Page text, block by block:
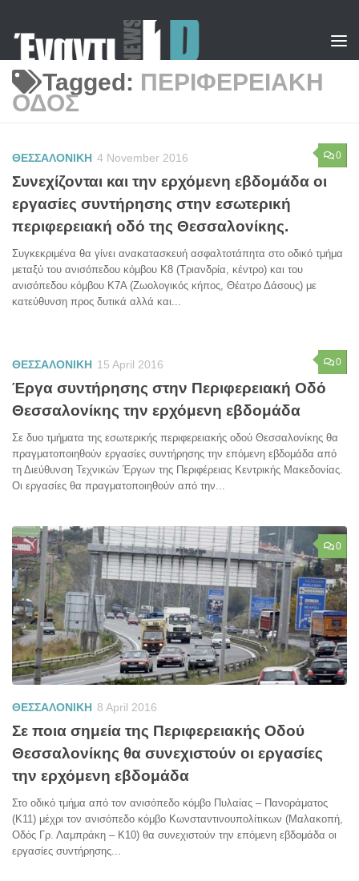
Tagged: ΠΕΡΙΦΕΡΕΙΑΚΗ
ΟΔΟΣ
0
ΘΕΣΣΑΛΟΝΙΚΗ 4 November 2016
Συνεχίζονται και την ερχόμενη εβδομάδα οι
εργασίες συντήρησης στην εσωτερική
περιφερειακή οδό της Θεσσαλονίκης.
Συγκεκριμένα θα γίνει ανακατασκευή ασφαλτοτάπητα στο οδικό τμήμα
μεταξύ του ανισόπεδου κόμβου Κ8 (Τριανδρία, κέντρο) και του
ανισόπεδου κόμβου Κ7Α (Ζωολογικός κήπος, Θέατρο Δάσους) με
κατεύθυνση προς δυτικά αλλά και...
0
ΘΕΣΣΑΛΟΝΙΚΗ 15 April 2016
Έργα συντήρησης στην Περιφερειακή Οδό
Θεσσαλονίκης την ερχόμενη εβδομάδα
Σε δυο τμήματα της εσωτερικής περιφερειακής οδού Θεσσαλονίκης θα
πραγματοποιηθούν εργασίες συντήρησης την επόμενη εβδομάδα από
τη Διεύθυνση Τεχνικών Έργων της Περιφέρειας Κεντρικής Μακεδονίας.
Οι εργασίες θα πραγματοποιηθούν από την...
0
ΘΕΣΣΑΛΟΝΙΚΗ 8 April 2016
Σε ποια σημεία της Περιφερειακής Οδού
Θεσσαλονίκης θα συνεχιστούν οι εργασίες
την ερχόμενη εβδομάδα
Στο οδικό τμήμα από τον ανισόπεδο κόμβο Πυλαίας – Πανοράματος
(Κ11) μέχρι τον ανισόπεδο κόμβο Κωνσταντινουπολίτικων (Μαλακοπή,
Οδός Γρ. Λαμπράκη – Κ10) θα συνεχιστούν την επόμενη εβδομάδα οι
εργασίες συντήρησης...